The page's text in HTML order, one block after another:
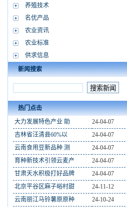
养殖技术
名优产品
农业资讯
农业标准
供求信息
新闻搜索
热门点击
大力发展特色产业 助
24-04-07
吉林省汪清县60%以
24-04-07
云南食用豆新品种 测
24-04-07
育种新技术引领云麦产
24-04-07
甘肃天水积极打好品牌
24-04-07
北京平谷区麻子峪村甜
24-11-12
云南丽江马铃薯原原种
24-10-24